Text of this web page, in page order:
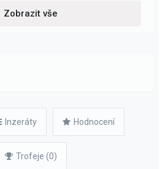
Zobrazit vše
Inzeráty Hodnocení
Trofeje (0)